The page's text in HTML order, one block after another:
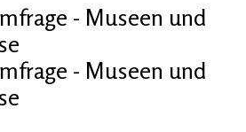
- Museen und
- Museen und